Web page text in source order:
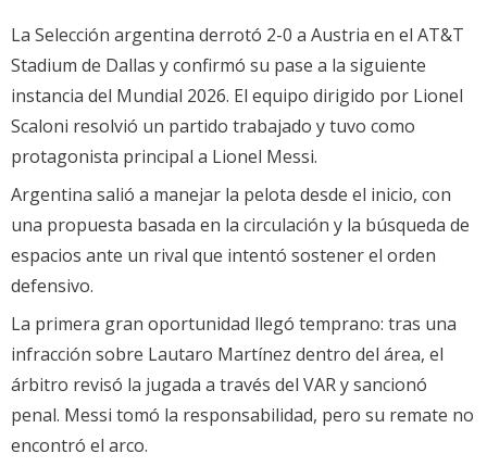
La Selección argentina derrotó 2-0 a Austria en el AT&T
Stadium de Dallas y confirmó su pase a la siguiente
instancia del Mundial 2026. El equipo dirigido por Lionel
Scaloni resolvió un partido trabajado y tuvo como
protagonista principal a Lionel Messi.
Argentina salió a manejar la pelota desde el inicio, con
una propuesta basada en la circulación y la búsqueda de
espacios ante un rival que intentó sostener el orden
defensivo.
La primera gran oportunidad llegó temprano: tras una
infracción sobre Lautaro Martínez dentro del área, el
árbitro revisó la jugada a través del VAR y sancionó
penal. Messi tomó la responsabilidad, pero su remate no
encontró el arco.